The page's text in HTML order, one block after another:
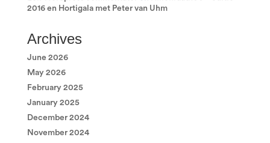
2016 en Hortigala met Peter van Uhm
Archives
June 2026
May 2026
February 2025
January 2025
December 2024
November 2024